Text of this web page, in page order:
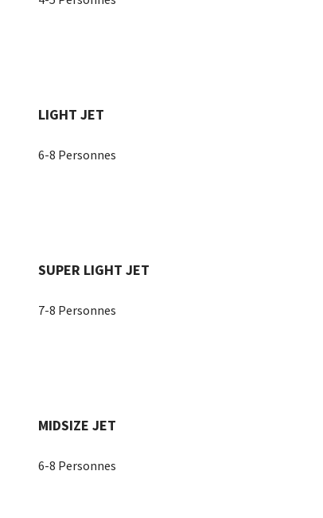
LIGHT JET
6-8 Personnes
SUPER LIGHT JET
7-8 Personnes
MIDSIZE JET
6-8 Personnes